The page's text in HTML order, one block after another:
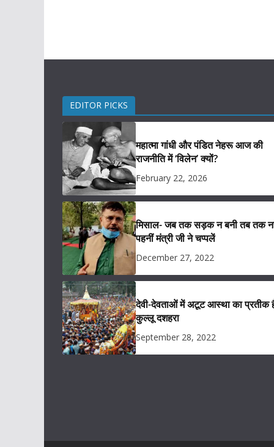
EDITOR PICKS
महात्मा गांधी और पंडित नेहरू आज की
राजनीति में ‘विलेन’ क्यों?
February 22, 2026
मिसाल- जब तक सड़क न बनी तब तक
पहनीं मंत्री जी ने चप्पलें
December 27, 2022
देवी-देवताओं में अटूट आस्था का प्रतीक
कुल्लू दशहरा
September 28, 2022